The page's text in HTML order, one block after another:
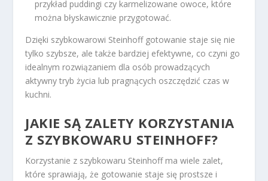
przykład puddingi czy karmelizowane owoce, które
można błyskawicznie przygotować.
Dzięki szybkowarowi Steinhoff gotowanie staje się nie
tylko szybsze, ale także bardziej efektywne, co czyni go
idealnym rozwiązaniem dla osób prowadzących
aktywny tryb życia lub pragnących oszczędzić czas w
kuchni.
JAKIE SĄ ZALETY KORZYSTANIA
Z SZYBKOWARU STEINHOFF?
Korzystanie z szybkowaru Steinhoff ma wiele zalet,
które sprawiają, że gotowanie staje się prostsze i